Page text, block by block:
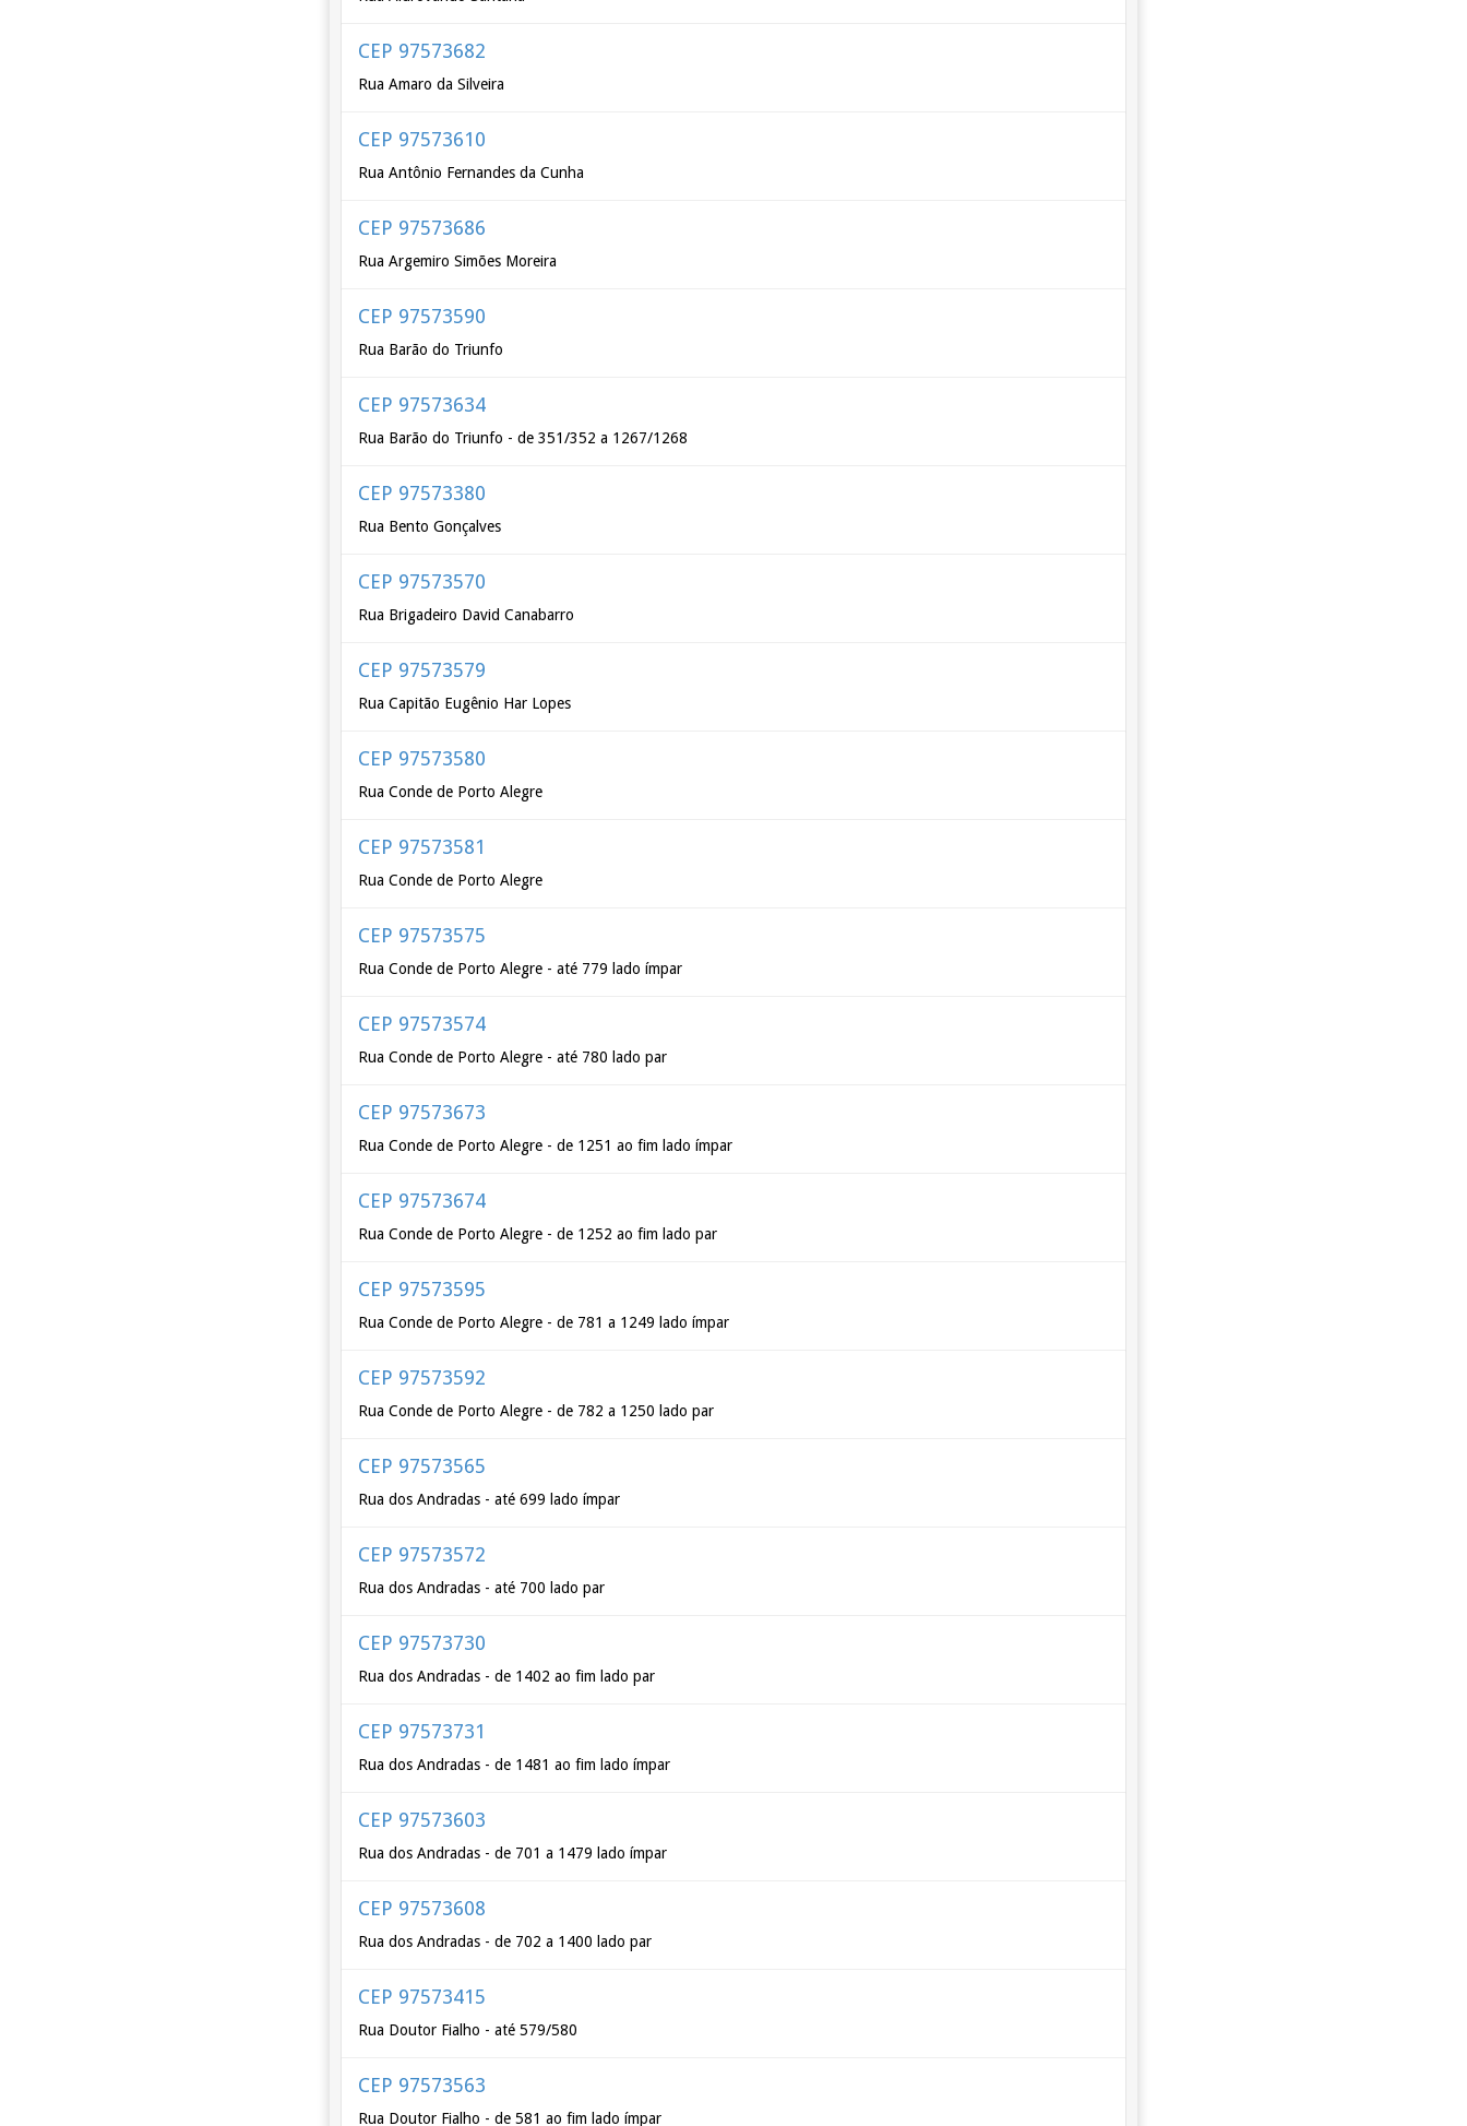
CEP 97573682
Rua Amaro da Silveira
CEP 97573610
Rua Antônio Fernandes da Cunha
CEP 97573686
Rua Argemiro Simões Moreira
CEP 97573590
Rua Barão do Triunfo
CEP 97573634
Rua Barão do Triunfo - de 351/352 a 1267/1268
CEP 97573380
Rua Bento Gonçalves
CEP 97573570
Rua Brigadeiro David Canabarro
CEP 97573579
Rua Capitão Eugênio Har Lopes
CEP 97573580
Rua Conde de Porto Alegre
CEP 97573581
Rua Conde de Porto Alegre
CEP 97573575
Rua Conde de Porto Alegre - até 779 lado ímpar
CEP 97573574
Rua Conde de Porto Alegre - até 780 lado par
CEP 97573673
Rua Conde de Porto Alegre - de 1251 ao fim lado ímpar
CEP 97573674
Rua Conde de Porto Alegre - de 1252 ao fim lado par
CEP 97573595
Rua Conde de Porto Alegre - de 781 a 1249 lado ímpar
CEP 97573592
Rua Conde de Porto Alegre - de 782 a 1250 lado par
CEP 97573565
Rua dos Andradas - até 699 lado ímpar
CEP 97573572
Rua dos Andradas - até 700 lado par
CEP 97573730
Rua dos Andradas - de 1402 ao fim lado par
CEP 97573731
Rua dos Andradas - de 1481 ao fim lado ímpar
CEP 97573603
Rua dos Andradas - de 701 a 1479 lado ímpar
CEP 97573608
Rua dos Andradas - de 702 a 1400 lado par
CEP 97573415
Rua Doutor Fialho - até 579/580
CEP 97573563
Rua Doutor Fialho - de 581 ao fim lado ímpar